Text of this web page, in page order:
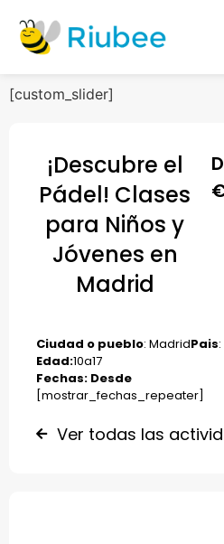
[custom_slider]
¡Descubre el
Pádel! Clases
para Niños y
Jóvenes en
Madrid
Ciudad o pueblo: MadridPais
Edad:10a17
Fechas: Desde
[mostrar_fechas_repeater]
Ver todas las